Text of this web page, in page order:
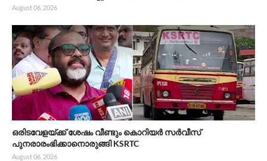
August 06, 2026
ഒരിടവേളയ്ക്ക് ശേഷം വീണ്ടും കൊറിയർ സർവീസ്
പുനരാരംഭിക്കാനൊരുങ്ങി KSRTC
August 06, 2026